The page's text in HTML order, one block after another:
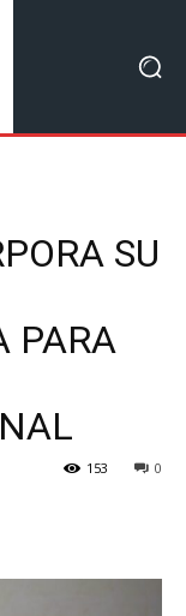
SU
PARA
0
153